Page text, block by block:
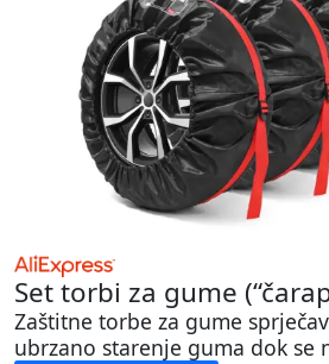
Set torbi za gume
Zaštitne torbe za gume
ubrzano starenje guma dok se